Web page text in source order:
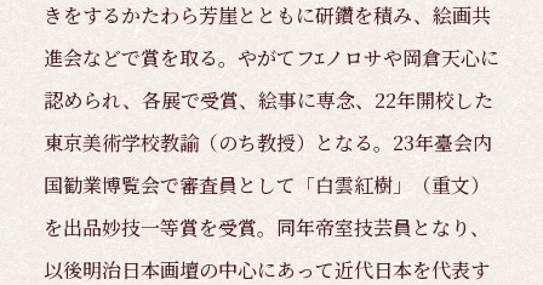
きをするかたわら芳崖とともに研鑽を積み、絵画共
進会などで賞を取る。やがてフｴノロサや岡倉天心に
認められ、各展で受賞、絵事に専念、22年開校した
東京美術学校教諭（のち教授）となる。23年臺会内
国勧業博覧会で審査員として「白雲紅樹」（重文）
を出品妙技一等賞を受賞。同年帝室技芸員となり、
以後明治日本画壇の中心にあって近代日本を代表す